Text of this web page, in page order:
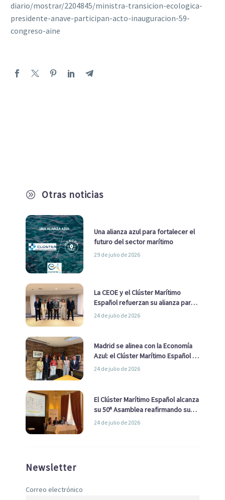
A Otras noticias
Una alianza azul para fortalecer el
futuro del sector marítimo
29 de julio de 2026
La CEOE y el Clúster Marítimo
Español refuerzan su alianza para
impulsar una estrategia Nacional
24 de julio de 2026
Madrid se alinea con la Economía
Azul: el Clúster Marítimo Español y
la Real Liga Naval avanzan alianzas
24 de julio de 2026
El Clúster Marítimo Español alcanza
su 50ª Asamblea reafirmando su
liderazgo en la Economía Azul
24 de julio de 2026
Newsletter
Correo electrónico
diario/mostrar/2204845/ministra-transicion-ecologica-
presidente-anave-participan-acto-inauguracion-59-
congreso-aine